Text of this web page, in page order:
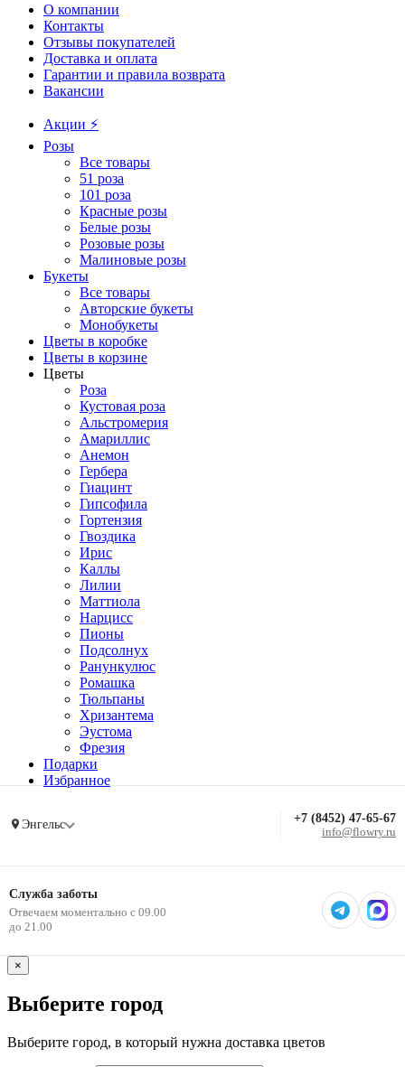
О компании
Контакты
Отзывы покупателей
Доставка и оплата
Гарантии и правила возврата
Вакансии
Акции ⚡️
Розы
Все товары
51 роза
101 роза
Красные розы
Белые розы
Розовые розы
Малиновые розы
Букеты
Все товары
Авторские букеты
Монобукеты
Цветы в коробке
Цветы в корзине
Цветы
Роза
Кустовая роза
Альстромерия
Амариллис
Анемон
Гербера
Гиацинт
Гипсофила
Гортензия
Гвоздика
Ирис
Каллы
Лилии
Маттиола
Нарцисс
Пионы
Подсолнух
Ранункулюс
Ромашка
Тюльпаны
Хризантема
Эустома
Фрезия
Подарки
Избранное
Энгельс +7 (8452) 47-65-67
info@flowry.ru
Служба заботы
Отвечаем моментально с 09.00
до 21.00
×
Выберите город
Выберите город, в который нужна доставка цветов